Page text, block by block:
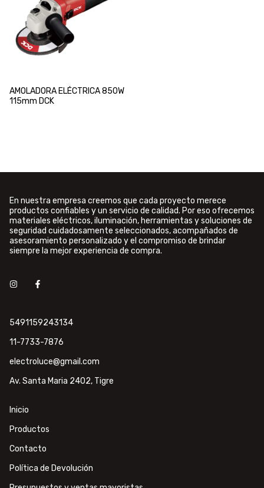
AMOLADORA ELÉCTRICA 850W
115mm DCK
En nuestra empresa creemos que cada proyecto merece
productos confiables y un servicio de calidad. Por eso ofrecemos
materiales eléctricos, iluminación, herramientas y soluciones de
seguridad cuidadosamente seleccionados, acompañados de
asesoramiento personalizado y el compromiso de brindar
siempre la mejor experiencia de compra.
5491159243134
11-7733-7876
electroluce@gmail.com
Av. Santa Maria 2402, Tigre
Inicio
Productos
Contacto
Política de Devolución